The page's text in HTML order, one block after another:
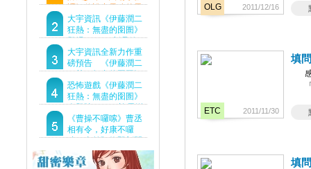
譚》傳說中最強的男
人現身！即將顛覆風
鈴高中！
大宇資訊《伊藤潤二
狂熱：無盡的囹圄》
登場 Steam 新品節
首支預告片及遊戲
Demo重磅釋出
大宇資訊全新力作重
磅預告 《伊藤潤二
狂熱：無盡的囹圄》
驚悚亮相 ！伊藤潤二
恐怖世界首度進軍
Steam
恐怖遊戲《伊藤潤二
狂熱：無盡的囹圄》
今登陸Steam 詭異洋
樓開啟 同步釋出最新
預告片
《曹操不囉嗦》曹丞
相有令，好康不囉
嗦！事前預約即刻開
OLG 2011/12/16
ETC 2011/11/30
填
填